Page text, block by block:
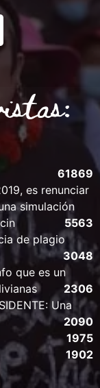
61869
es renunciar
simulación
5563
de plagio
3048
que es un
2306
Una
2090
1975
1902